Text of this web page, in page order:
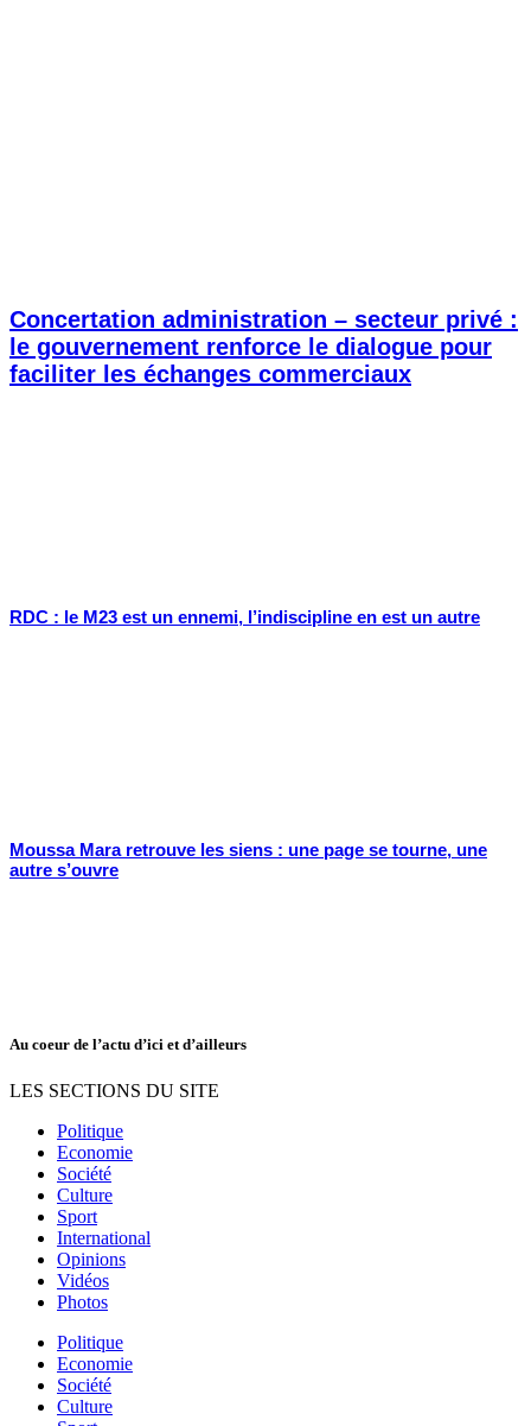
Concertation administration – secteur privé :
le gouvernement renforce le dialogue pour
faciliter les échanges commerciaux
RDC : le M23 est un ennemi, l’indiscipline en est un autre
Moussa Mara retrouve les siens : une page se tourne, une
autre s’ouvre
Au coeur de l’actu d’ici et d’ailleurs
LES SECTIONS DU SITE
Politique
Economie
Société
Culture
Sport
International
Opinions
Vidéos
Photos
Politique
Economie
Société
Culture